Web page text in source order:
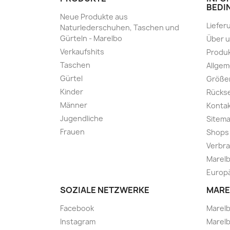
Neue Produkte aus
Naturlederschuhen, Taschen und
Gürteln - Marelbo
Verkaufshits
Taschen
Gürtel
Kinder
Männer
Jugendliche
Frauen
Über
Shops
SOZIALE NETZWERKE
Facebook
Instagram